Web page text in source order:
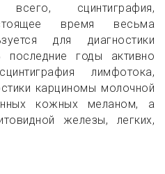
сцинтиграфия,
время весьма
для диагностики
последние годы активно
лимфотока,
карциномы молочной
кожных меланом, а
железы, легких,